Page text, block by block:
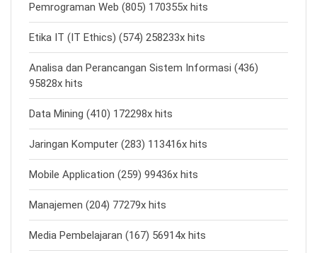
Pemrograman Web (805) 170355x hits
Etika IT (IT Ethics) (574) 258233x hits
Analisa dan Perancangan Sistem Informasi (436)
95828x hits
Data Mining (410) 172298x hits
Jaringan Komputer (283) 113416x hits
Mobile Application (259) 99436x hits
Manajemen (204) 77279x hits
Media Pembelajaran (167) 56914x hits